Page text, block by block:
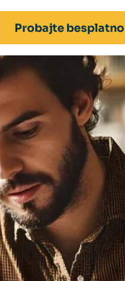
novosti
Probajte besplatno